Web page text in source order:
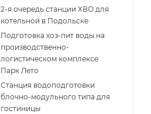
2-я очередь станции ХВО для
котельной в Подольске
Подготовка хоз-пит воды на
производственно-
логистическом комплексе
Парк Лето
Станция водоподготовки
блочно-модульного типа для
гостиницы